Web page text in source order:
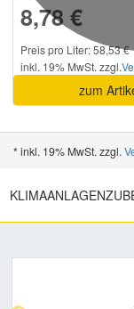
8,78 €
Preis pro Liter: 58,53 €
inkl. 19% MwSt. zzgl.
zum
* inkl. 19% MwSt. zzgl.